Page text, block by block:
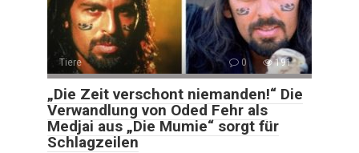
Tiere 0 191
„Die Zeit verschont niemanden!“ Die
Verwandlung von Oded Fehr als
Medjai aus „Die Mumie“ sorgt für
Schlagzeilen